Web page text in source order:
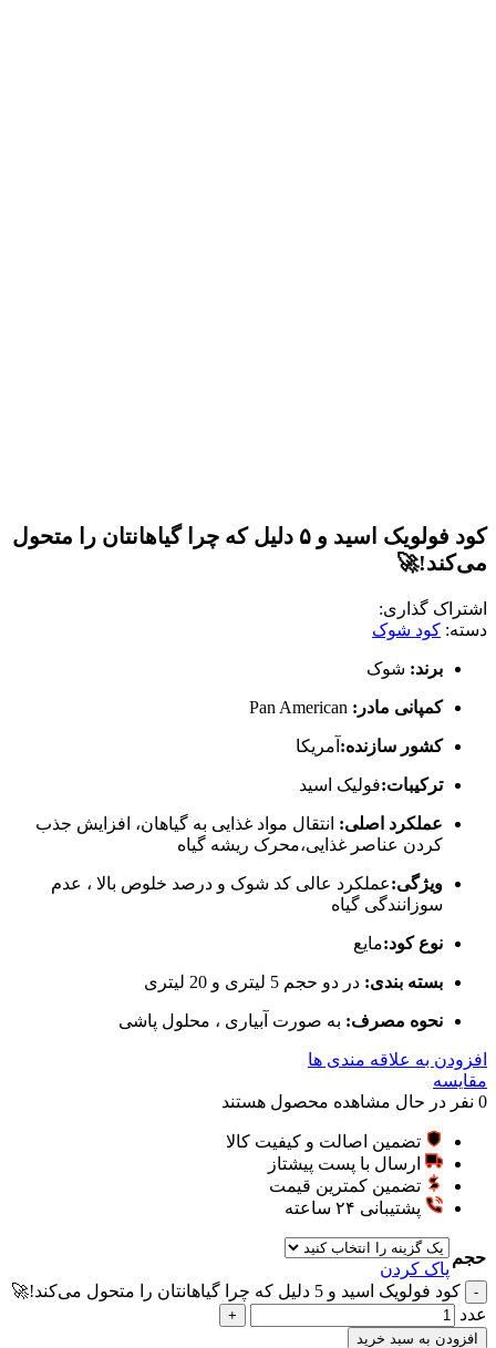
کود فولویک اسید و ۵ دلیل که چرا گیاهانتان را متحول
می‌کند!🚀
اشتراک گذاری:
دسته: کود شوک
برند: شوک
کمپانی مادر: Pan American
کشور سازنده: آمریکا
ترکیبات:فولیک اسید
عملکرد اصلی: انتقال مواد غذایی به گیاهان، افزایش جذب
کردن عناصر غذایی،محرک ریشه گیاه
ویژگی:عملکرد عالی کد شوک و درصد خلوص بالا ، عدم
سوزانندگی گیاه
نوع کود:مایع
بسته بندی: در دو حجم 5 لیتری و 20 لیتری
نحوه مصرف: به صورت آبیاری ، محلول پاشی
افزودن به علاقه مندی ها
مقایسه
0 نفر در حال مشاهده محصول هستند
تضمین اصالت و کیفیت کالا
ارسال با پست پیشتاز
تضمین کمترین قیمت
پشتیبانی ۲۴ ساعته
حجم
پاک کردن
کود فولویک اسید و 5 دلیل که چرا گیاهانتان را متحول می‌کند!🚀
عدد
افزودن به سبد خرید